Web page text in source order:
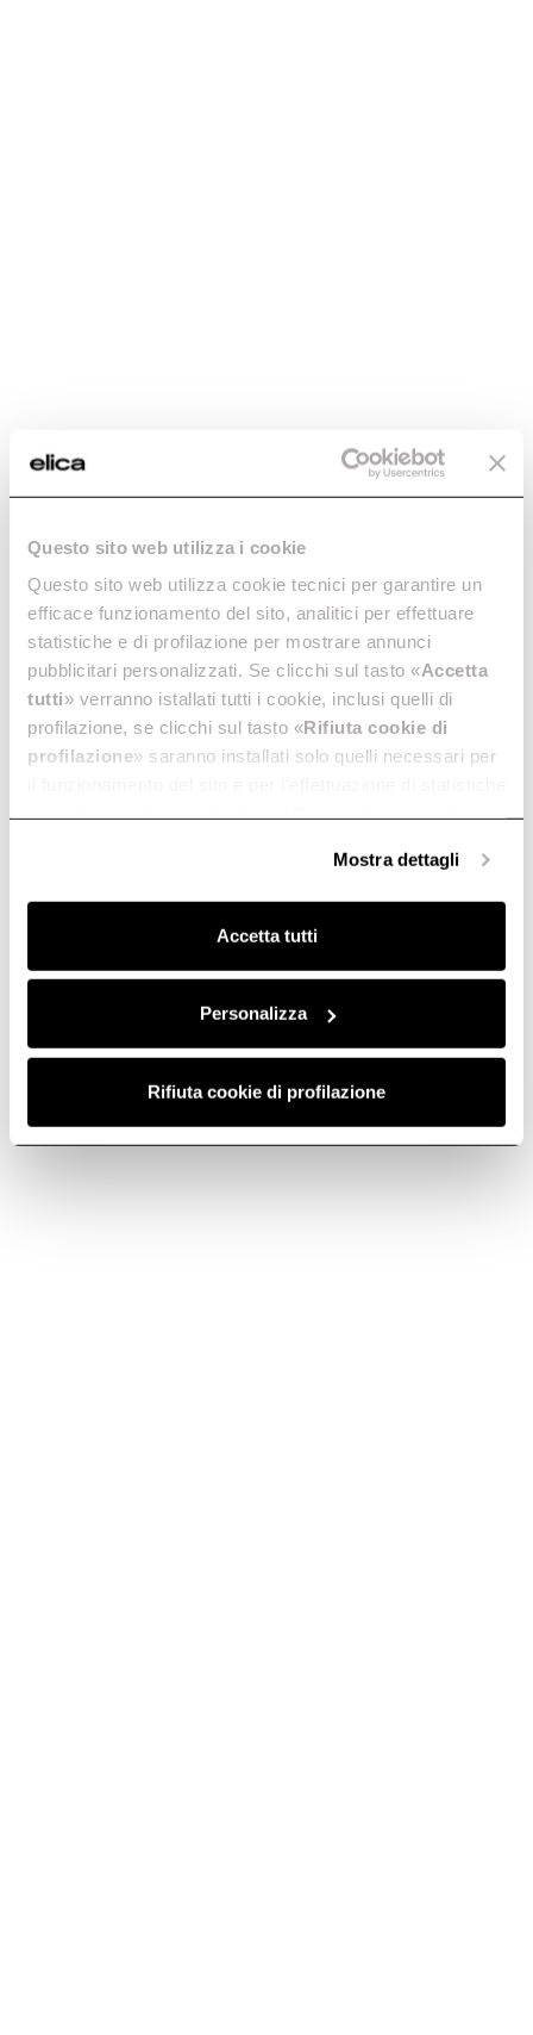
Questo sito web utilizza i cookie
Questo sito web utilizza cookie tecnici per garantire un
efficace funzionamento del sito, analitici per effettuare
statistiche e di profilazione per mostrare annunci
pubblicitari personalizzati. Se clicchi sul tasto «Accetta
tutti» verranno istallati tutti i cookie, inclusi quelli di
profilazione, se clicchi sul tasto «Rifiuta cookie di
profilazione» saranno installati solo quelli necessari per
anonime, mentre se clicchi su «Personalizza», potrai
Clicca quiper visualizzare la cookie policy.
Mostra dettagli
Accetta tutti
Personalizza
Rifiuta cookie di profilazione